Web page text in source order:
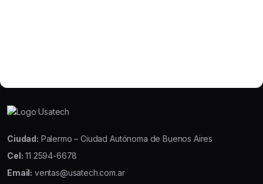
Ciudad: Palermo – Ciudad Autónoma de Buenos Aires
Cel: 11 2594-6678
Email: ventas@usatech.com.ar